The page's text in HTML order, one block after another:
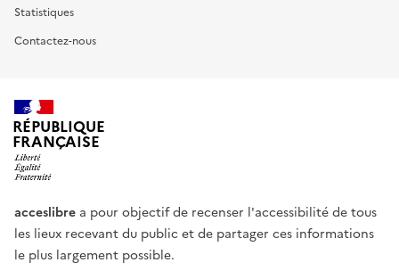
Statistiques
Contactez-nous
RÉPUBLIQUE
FRANÇAISE
acceslibre a pour objectif de recenser l'accessibilité de tous
les lieux recevant du public et de partager ces informations
le plus largement possible.